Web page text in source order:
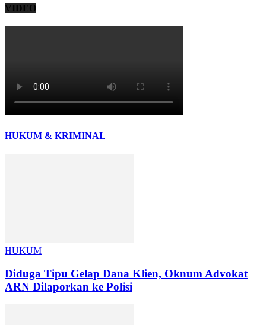
VIDEO
HUKUM & KRIMINAL
HUKUM
Diduga Tipu Gelap Dana Klien, Oknum Advokat
ARN Dilaporkan ke Polisi